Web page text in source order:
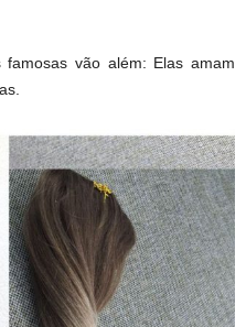
vão além: Elas amam